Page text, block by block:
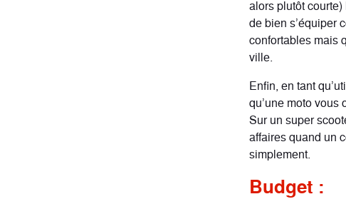
alors plutôt
de bien s’équiper
confortables mais
ville.
Enfin, en tant
qu’une moto vous
Sur un super
affaires quand un
simplement.
Budget :